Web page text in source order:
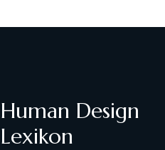
Human Design
Lexikon